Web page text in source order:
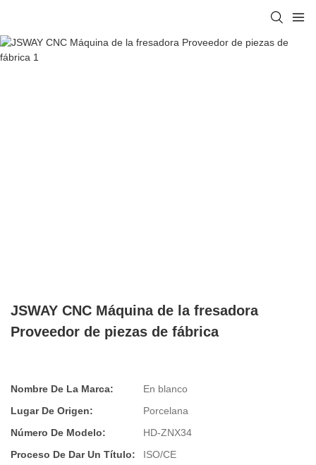
JSWAY CNC Máquina de la fresadora
Proveedor de piezas de fábrica
Nombre De La Marca:
En blanco
Lugar De Origen:
Porcelana
Número De Modelo:
HD-ZNX34
Proceso De Dar Un Título:
ISO/CE